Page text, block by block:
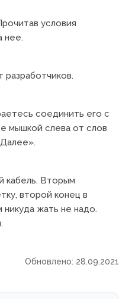
условия
нее.
соединить его с
мышкой слева от слов
кабель. Вторым
второй конец в
жать не надо.
Обновлено: 28.09.2021